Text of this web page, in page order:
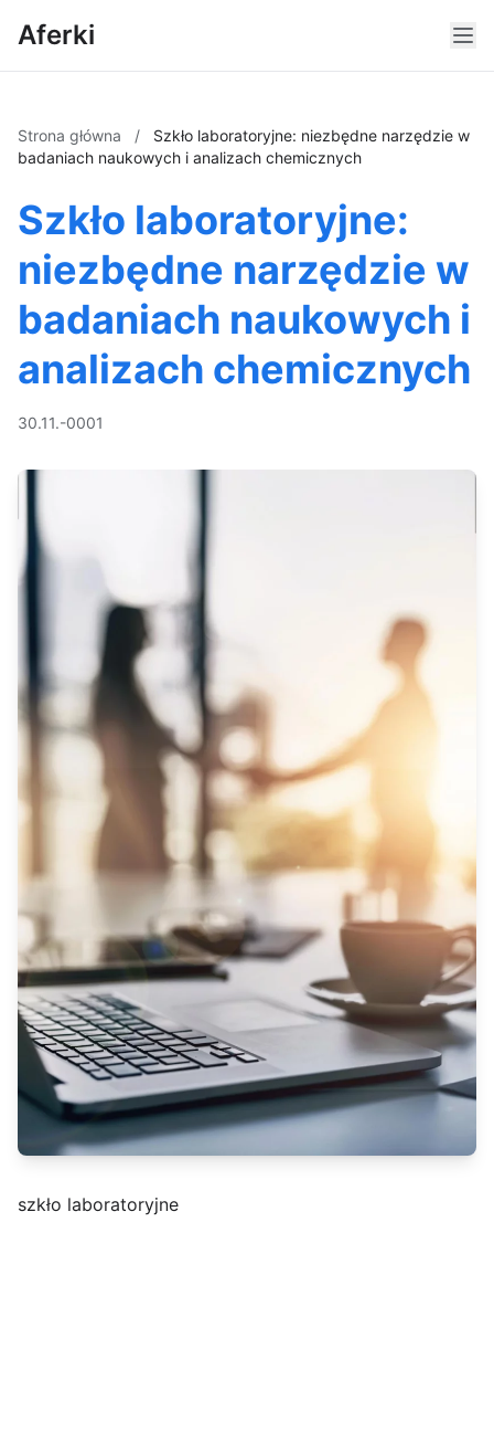
Aferki
Strona główna /
Szkło laboratoryjne: niezbędne narzędzie w
badaniach naukowych i analizach chemicznych
Szkło laboratoryjne:
niezbędne narzędzie w
badaniach naukowych i
analizach chemicznych
30.11.-0001
szkło laboratoryjne